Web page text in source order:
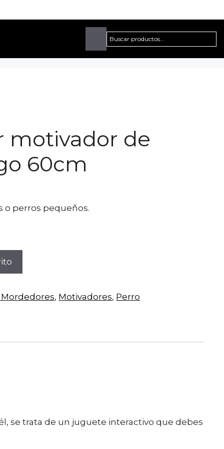
Buscar
motivador de
60cm
o perros pequeños.
, Motivadores, Perro
se trata de un juguete interactivo que debes